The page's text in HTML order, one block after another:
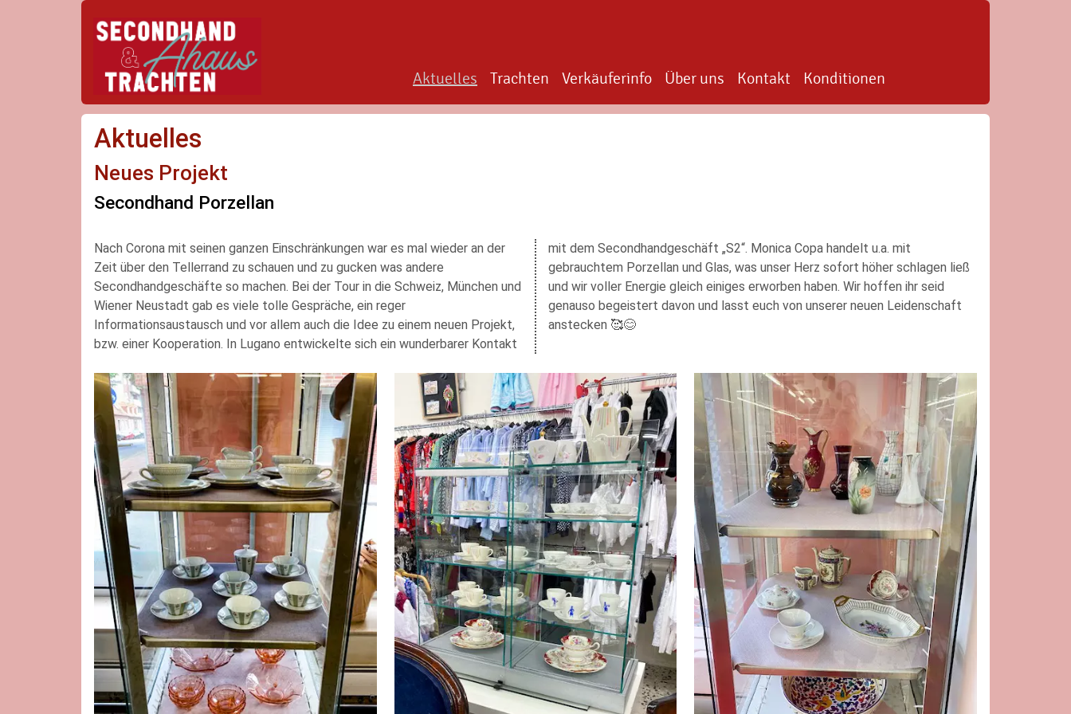
Aktuelles Trachten Verkäuferinfo Über uns Kontakt Konditionen
Aktuelles
Neues Projekt
Secondhand Porzellan
Nach Corona mit seinen ganzen Einschränkungen war es mal wieder an der
Zeit über den Tellerrand zu schauen und zu gucken was andere
Secondhandgeschäfte so machen. Bei der Tour in die Schweiz, München und
Wiener Neustadt gab es viele tolle Gespräche, ein reger
Informationsaustausch und vor allem auch die Idee zu einem neuen Projekt,
bzw. einer Kooperation. In Lugano entwickelte sich ein wunderbarer Kontakt
mit dem Secondhandgeschäft „S2“. Monica Copa handelt u.a. mit
gebrauchtem Porzellan und Glas, was unser Herz sofort höher schlagen ließ
und wir voller Energie gleich einiges erworben haben. Wir hoffen ihr seid
genauso begeistert davon und lasst euch von unserer neuen Leidenschaft
anstecken 🥰😊